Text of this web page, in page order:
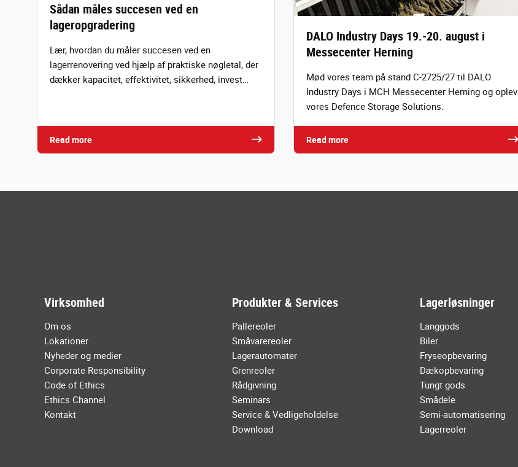
Sådan måles succesen ved en
lageropgradering
Lær, hvordan du måler succesen ved en
lagerrenovering ved hjælp af praktiske nøgletal, der
dækker kapacitet, effektivitet, sikkerhed, invest…
Read more
DALO Industry Days 19.-20. august i
Messecenter Herning
Mød vores team på stand C-2725/27 til DALO
Industry Days i MCH Messecenter Herning og oplev
vores Defence Storage Solutions.
Read more
Virksomhed
Om os
Lokationer
Nyheder og medier
Corporate Responsibility
Code of Ethics
Ethics Channel
Kontakt
Produkter & Services
Pallereoler
Småvarereoler
Lagerautomater
Grenreoler
Rådgivning
Seminars
Service & Vedligeholdelse
Download
Lagerløsninger
Langgods
Biler
Fryseopbevaring
Dækopbevaring
Tungt gods
Smådele
Semi-automatisering
Lagerreoler